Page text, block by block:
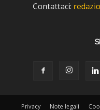
Contattaci:
Privacy Note legali